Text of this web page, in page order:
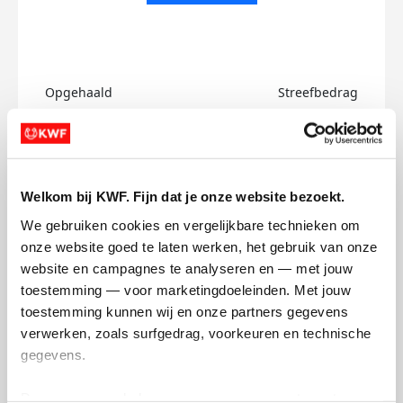
Welkom bij KWF. Fijn dat je onze website bezoekt.
We gebruiken cookies en vergelijkbare technieken om
onze website goed te laten werken, het gebruik van onze
website en campagnes te analyseren en — met jouw
toestemming — voor marketingdoeleinden. Met jouw
toestemming kunnen wij en onze partners gegevens
verwerken, zoals surfgedrag, voorkeuren en technische
gegevens.
Opgehaald Streefbedrag
Jamie's badges